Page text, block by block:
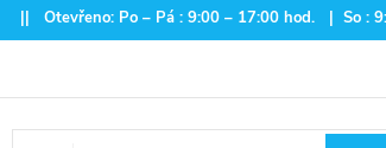
Po – Pá : 9:00 – 17:00 hod. | So :